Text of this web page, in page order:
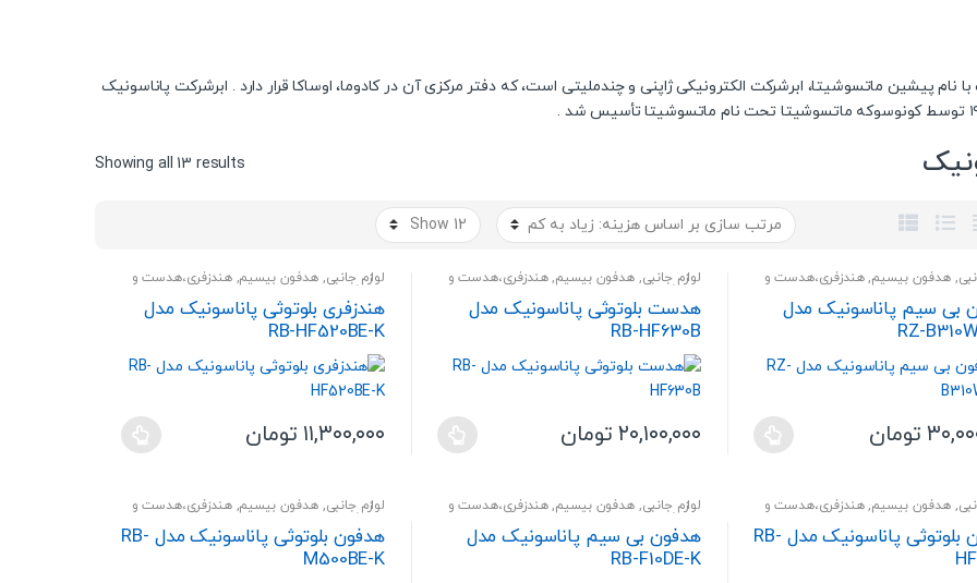
نام پیشین ماتسوشیتا، ابرشرکت الکترونیکی ژاپنی و چندملیتی است، که دفتر مرکزی آن در کادوما، اوساکا قرار دارد . ابرشرکت پاناسونیک
Showing all 13 results
Sorted
,هدفون بیسیم,هندزفری،هدست و
بی سیم پاناسونیک مدل
RZ-
تومان
لوازم جانبی,هدفون بیسیم,هندزفری،هدست و
اسپیکر
هدست بلوتوثی پاناسونیک مدل
RB-HF630B
۲۰,۱۰۰,۰۰۰ تومان
دارای
مختلفی
می
لوازم جانبی,هدفون بیسیم,هندزفری،هدست و
اسپیکر
هندزفری بلوتوثی پاناسونیک مدل
RB-HF520BE-K
۱۱,۳۰۰,۰۰۰ تومان
دارای
مختلفی
می
,هدفون بیسیم,هندزفری،هدست و
هدفون بلوتوثی پاناسونیک مدل RB-
لوازم جانبی,هدفون بیسیم,هندزفری،هدست و
اسپیکر
هدفون بی سیم پاناسونیک مدل
RB-F10DE-K
لوازم جانبی,هدفون بیسیم,هندزفری،هدست و
اسپیکر
هدفون بلوتوثی پاناسونیک مدل RB-
M500BE-K